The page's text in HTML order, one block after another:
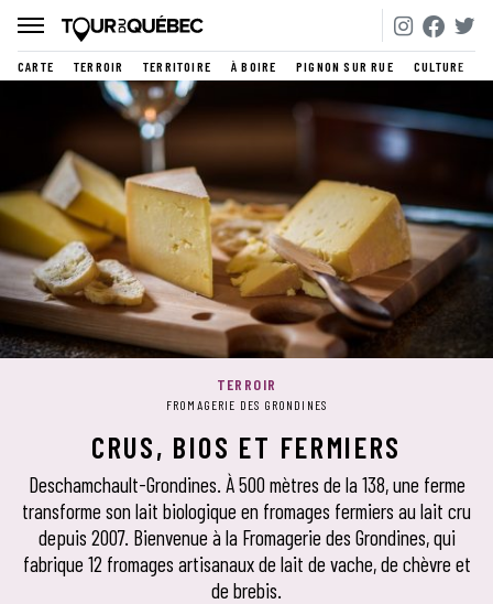
CARTE TERROIR TERRITOIRE À BOIRE PIGNON SUR RUE CULTURE
TERROIR
FROMAGERIE DES GRONDINES
CRUS, BIOS ET FERMIERS
Deschamchault-Grondines. À 500 mètres de la 138, une ferme
transforme son lait biologique en fromages fermiers au lait cru
depuis 2007. Bienvenue à la Fromagerie des Grondines, qui
fabrique 12 fromages artisanaux de lait de vache, de chèvre et
de brebis.